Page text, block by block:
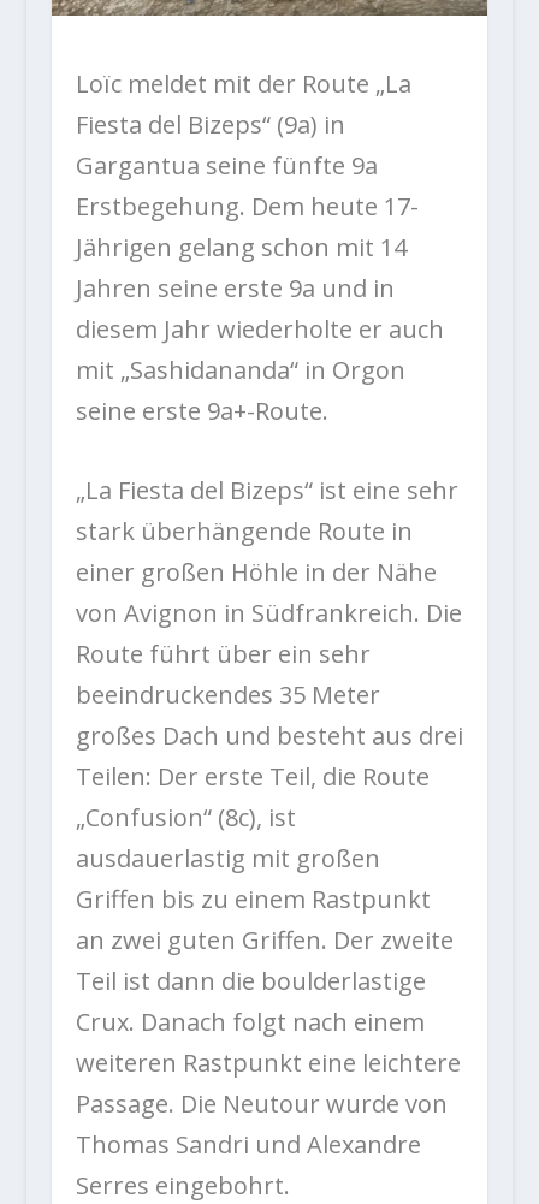
Loïc meldet mit der Route „La
Fiesta del Bizeps“ (9a) in
Gargantua seine fünfte 9a
Erstbegehung. Dem heute 17-
Jährigen gelang schon mit 14
Jahren seine erste 9a und in
diesem Jahr wiederholte er auch
mit „Sashidananda“ in Orgon
seine erste 9a+-Route.
„La Fiesta del Bizeps“ ist eine sehr
stark überhängende Route in
einer großen Höhle in der Nähe
von Avignon in Südfrankreich. Die
Route führt über ein sehr
beeindruckendes 35 Meter
großes Dach und besteht aus drei
Teilen: Der erste Teil, die Route
„Confusion“ (8c), ist
ausdauerlastig mit großen
Griffen bis zu einem Rastpunkt
an zwei guten Griffen. Der zweite
Teil ist dann die boulderlastige
Crux. Danach folgt nach einem
weiteren Rastpunkt eine leichtere
Passage. Die Neutour wurde von
Thomas Sandri und Alexandre
Serres eingebohrt.